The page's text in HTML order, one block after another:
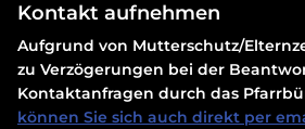
Kontakt aufnehmen
Aufgrund von Mutterschutz/
zu Verzögerungen bei der
Kontaktanfragen durch das
können Sie sich auch direkt per